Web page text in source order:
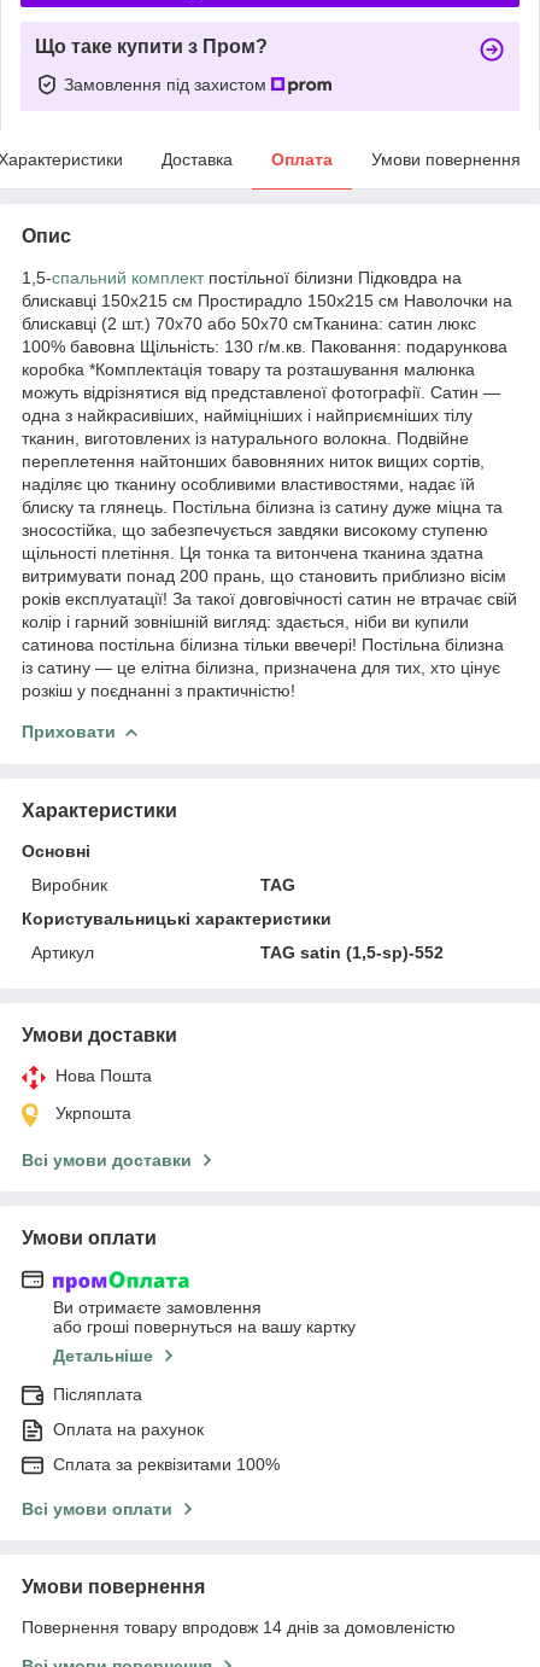
Що таке купити з Пром?
Замовлення під захистом
Доставка Оплата Умови повернення
Опис
1,5-спальний комплектпостільної білизни Підковдра на
блискавці 150x215 см Простирадло 150x215 см Наволочки на
блискавці (2 шт.) 70x70 або 50х70 смТканина: сатин люкс
100% бавовна Щільність: 130 г/м.кв. Паковання: подарункова
коробка *Комплектація товару та розташування малюнка
можуть відрізнятися від представленої фотографії. Сатин —
одна з найкрасивіших, найміцніших і найприємніших тілу
тканин, виготовлених із натурального волокна. Подвійне
переплетення найтонших бавовняних ниток вищих сортів,
наділяє цю тканину особливими властивостями, надає їй
блиску та глянець. Постільна білизна із сатину дуже міцна та
зносостійка, що забезпечується завдяки високому ступеню
щільності плетіння. Ця тонка та витончена тканина здатна
витримувати понад 200 прань, що становить приблизно вісім
років експлуатації! За такої довговічності сатин не втрачає свій
колір і гарний зовнішній вигляд: здається, ніби ви купили
сатинова постільна білизна тільки ввечері! Постільна білизна
із сатину — це елітна білизна, призначена для тих, хто цінує
розкіш у поєднанні з практичністю!
Приховати
Характеристики
Основні
Виробник
TAG
Користувальницькі характеристики
Артикул
TAG satin (1,5-sp)-552
Умови доставки
Нова Пошта
Укрпошта
Всі умови доставки
Умови оплати
Ви отримаєте замовлення
або гроші повернуться на вашу картку
Детальніше
Післяплата
Оплата на рахунок
Сплата за реквізитами 100%
Всі умови оплати
Умови повернення
Повернення товару впродовж 14 днів за домовленістю